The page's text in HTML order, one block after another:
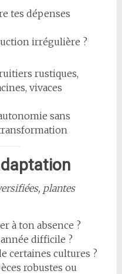
tes dépenses
irrégulière ?
rustiques,
vivaces
sans
plantes
à ton absence ?
difficile ?
certaines cultures ?
robustes ou